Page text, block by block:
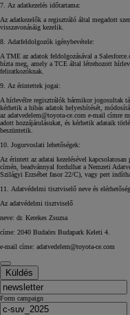
7. Az adatkezelés időtartama:
Az adatkezelők a regisztráló által megadott
visszavonásáig kezelik.
8. Adatfeldolgozók igénybevétele:
A TME az adatok feldolgozásával a
bízta meg, amely a TCE által létrehozott
feliratkozóknak.
9. Az érintettek jogai:
A hírlevélre regisztrálók bármikor jogosultak
kérhetik a hibás adatok helyesbítését,
az adatvedelem@toyota-ce.com e-mail címre
adott hozzájárulásukat, és kérhetik adataik
beszüntetik.
10. Jogorvoslati lehetőségek:
Az érintett az adatai kezelésével
címén, beadvánnyal fordulhat a Nemzeti
Szilágyi Erzsébet fasor 22/C), vagy pert
11. Adatvédelmi tisztviselő neve és
Az adatvédelmi tisztviselő
neve: dr. Kerekes Zsuzsa
címe: 2040 Budaörs Budapark Keleti 4.
e-mail címe: adatvedelem@toyota-ce.com
Küldés
Form campaign